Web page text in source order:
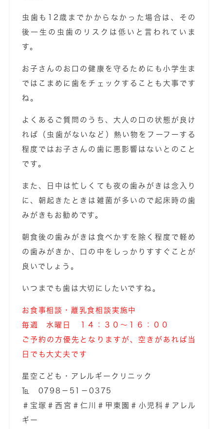
虫歯も12歳までかからなかった場合は、その
後一生の虫歯のリスクは低いと言われていま
す。
お子さんのお口の健康を守るためにも小学生ま
ではこまめに歯をチェックすることも大事です
ね。
よくあるご質問のうち、大人の口の状態が良け
れば（虫歯がないなど）熱い物をフーフーする
程度ではお子さんの歯に悪影響はないとのこと
です。
また、日中は忙しくても夜の歯みがきは念入り
に、朝起きたときは雑菌が多いので起床時の歯
みがきもお勧めです。
朝食後の歯みがきは食べかすを除く程度で軽め
の歯みがきか、口の中をしっかりすすぐことが
良いでしょう。
いつまでも歯は大切にしたいですね。
お食事相談・離乳食相談実施中
毎週 水曜日 １４：３０～１６：００
ご予約の方優先となりますが、空きがあれば当
日でも大丈夫です
星空こども・アレルギークリニック
℡ 0798－51－0375
＃宝塚＃西宮＃仁川＃甲東園＃小児科＃アレル
ギー